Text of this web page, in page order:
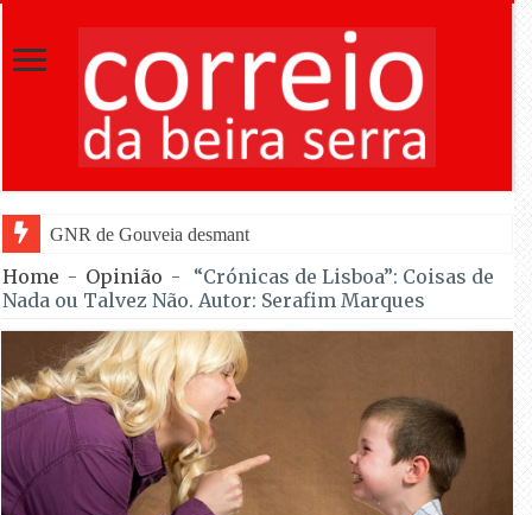
GNR de Gouveia desmantelou alegada rede de furtos de cobre
Home - Opinião -
“Crónicas de Lisboa”: Coisas de
Nada ou Talvez Não. Autor: Serafim Marques